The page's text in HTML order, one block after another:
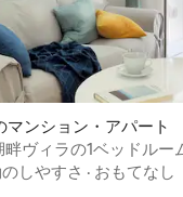
マンション・アパート
ヴィラの1ベッドルー
しやすさ · おもてなし